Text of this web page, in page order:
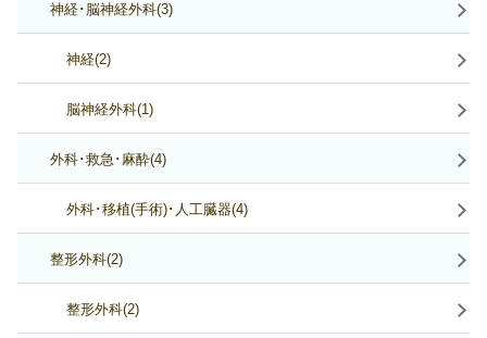
神経･脳神経外科(3)
神経(2)
脳神経外科(1)
外科･救急･麻酔(4)
外科･移植(手術)･人工臓器(4)
整形外科(2)
整形外科(2)